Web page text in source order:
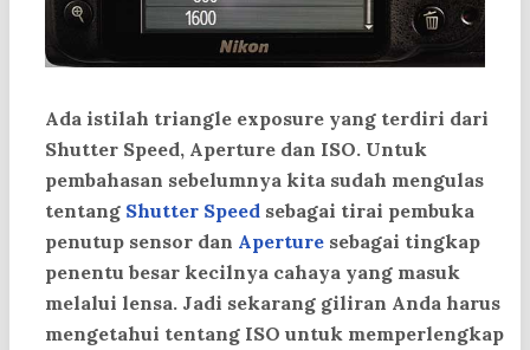
Ada istilah triangle exposure yang terdiri dari
Shutter Speed, Aperture dan ISO. Untuk
pembahasan sebelumnya kita sudah mengulas
tentang Shutter Speed sebagai tirai pembuka
penutup sensor dan Aperture sebagai tingkap
penentu besar kecilnya cahaya yang masuk
melalui lensa. Jadi sekarang giliran Anda harus
mengetahui tentang ISO untuk memperlengkap